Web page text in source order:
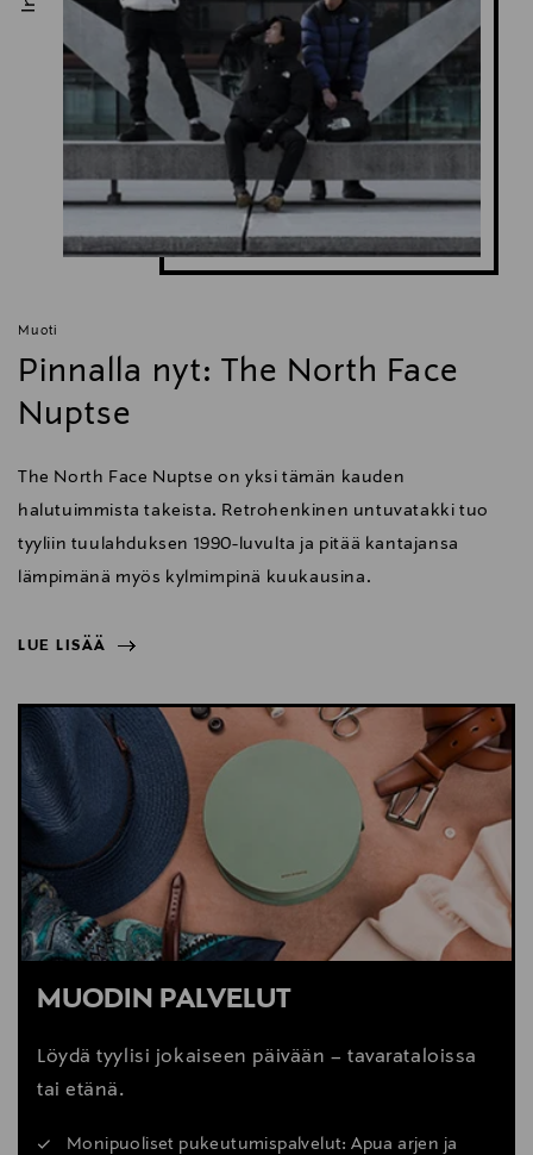
Muoti
Pinnalla nyt: The North Face
Nuptse
The North Face Nuptse on yksi tämän kauden
halutuimmista takeista. Retrohenkinen untuvatakki tuo
tyyliin tuulahduksen 1990-luvulta ja pitää kantajansa
lämpimänä myös kylmimpinä kuukausina.
LUE LISÄÄ
LUE LISÄÄ
MUODIN PALVELUT
Löydä tyylisi jokaiseen päivään – tavarataloissa
tai etänä.
Monipuoliset pukeutumispalvelut: Apua arjen ja